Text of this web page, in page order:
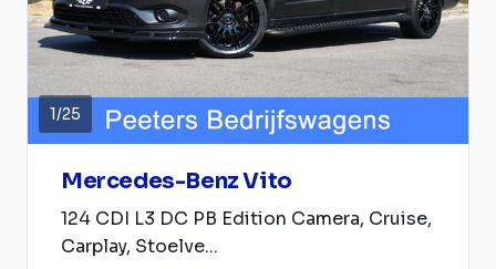
1/25
Mercedes-Benz Vito
124 CDI L3 DC PB Edition Camera, Cruise,
Carplay, Stoelve...